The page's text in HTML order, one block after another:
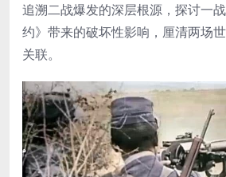
追溯二战爆发的深层根源，探讨一
约》带来的破坏性影响，厘清两场
关联。